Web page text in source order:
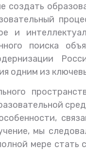
создать
и
поиска
одним из
мы
мере